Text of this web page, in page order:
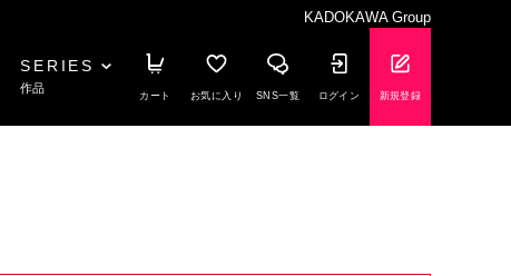
KADOKAWA Group
SERIES
作品
カート お気に入り SNS一覧 ログイン 新規登録